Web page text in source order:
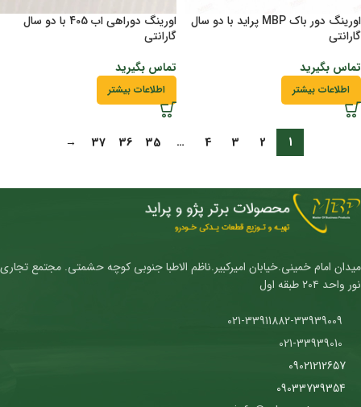
اورینگ دور باک MBP پراید با دو سال
گارانتی
تماس بگیرید
اطلاعات بیشتر
اورینگ دوراهی اب 405 با دو سال
گارانتی
تماس بگیرید
اطلاعات بیشتر
1
2
3
4
…
35
36
37
→
میدان امام خمینی.خیابان امیرکبیر.ناظم الاطبا جنوبی کوچه حشمتی. مجتمع تجاری
نور واحد ۲۰۴ طبقه اول
09021212657
09033739354